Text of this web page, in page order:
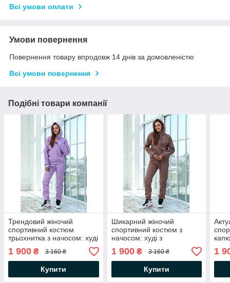
Всі умови оплати
Умови повернення
Повернення товару впродовж 14 днів за домовленістю
Всі умови повернення
Подібні товари компанії
Трендовий жіночий
спортивний костюм
трьохнитка з начосом: худі
з капюшоном та штани
1 900 ₴ 3 160 ₴
Купити
Шикарний жіночий
спортивний костюм з
начосом: худі з
капюшоном та штани
1 900₴ 3 160 ₴
Купити
1